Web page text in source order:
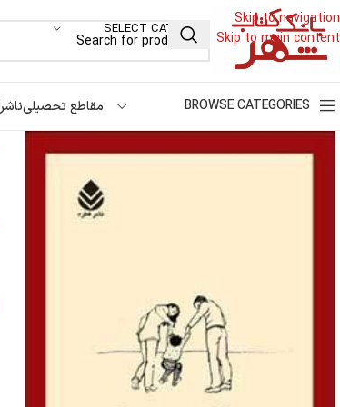
Skip to navigation
Skip to main content
SELECT CATEGORY
BROWSE CATEGORIES مقاطع تحصیلی